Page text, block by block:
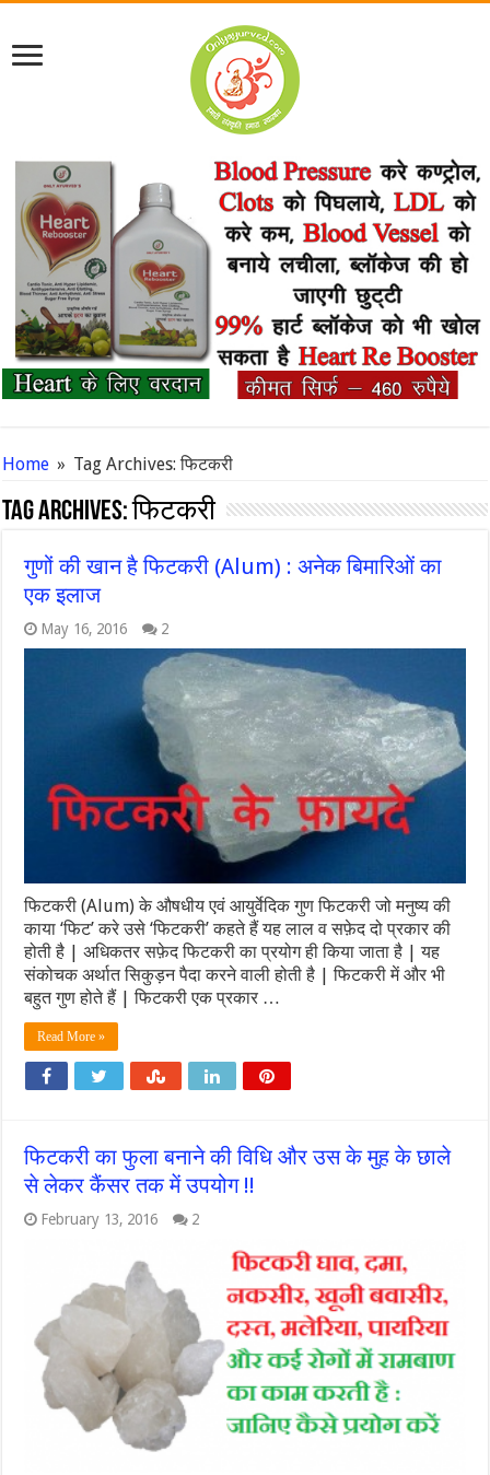
Home » Tag Archives: फिटकरी
Tag Archives:फिटकरी
गुणों की खान है फिटकरी (Alum) : अनेक बिमारिओं का
एक इलाज
May 16, 2016 2
फिटकरी (Alum) के औषधीय एवं आयुर्वेदिक गुण फिटकरी जो मनुष्य की
काया ‘फिट’ करे उसे ‘फिटकरी’ कहते हैं यह लाल व सफ़ेद दो प्रकार की
होती है | अधिकतर सफ़ेद फिटकरी का प्रयोग ही किया जाता है | यह
संकोचक अर्थात सिकुड़न पैदा करने वाली होती है | फिटकरी में और भी
बहुत गुण होते हैं | फिटकरी एक प्रकार …
Read More »
फिटकरी का फुला बनाने की विधि और उस के मुह के छाले
से लेकर कैंसर तक में उपयोग !!
February 13, 2016 2